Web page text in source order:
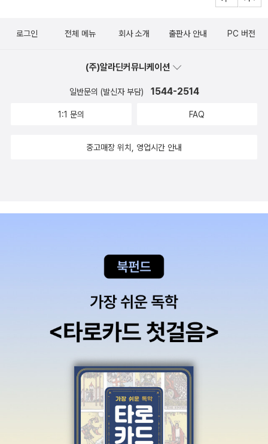
책이 많으니 세상에 얼마나 책이 많다는 뜻인가...그러니 내 책이 안
간다.
질문 자체의 뜻보다 그 물음 안에 담겨있는 뜻,을 잘 알고 있다고 생각
하면서도 가끔 주어진 시간이 일년이라면 무엇을 하겠냐는 물음에 항
행에 대한 꿈이 있다. 그런데 여행을 갈 수 있다면 도대체 어디로 가고
OLITA (롤리타) / Vladimir Nabokov (블라디미르 나보코프) 5
헉슬리) 6 THE SOUND AND THE FURY (소리와 분노)
/ William Faulkner (윌리엄 포크너) 7 CATCH-22 (캐치 22)
의 어둠) / Arthur Koestler (아서 쾨슬러) 9 SONS AND LOVER
APES OF WRATH (분노의 포도) / John Steinbeck (존 스타인
(등대로) / Virginia Woolf (버지니아 울프) 16 AN AMERICA
N TRAGEDY (아메리카의 비극) / Theodore Dreiser (시어도어
로운 사냥꾼) / Carson McCullers (카슨 매컬리스) 18 SLAUG
HTERHOUSE-FIVE (제5 도살장) / Kurt Vonnegut (커트 보네
왕 헨더슨) / Saul Bellow (솔 벨로우) 22 APPOINTMENT IN
SAMARRA (사마라의 약속) / John O'Hara (존 오하라) 23 U.S.
A. (trilogy) (U S A (3부작)) / John Dos Passos (존 도스 패서
스) 24 WINESBURG, OHIO (와인즈버그 오하이오) / Sherwoo
로그인 전체 메뉴 회사 소개 출판사 안내 PC 버전
(주)알라딘커뮤니케이션
일반문의 (발신자 부담) 1544-2514
1:1 문의 FAQ
중고매장 위치, 영업시간 안내